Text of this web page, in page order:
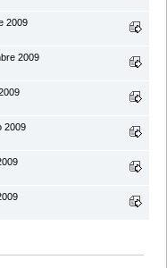
2009
2009
2009